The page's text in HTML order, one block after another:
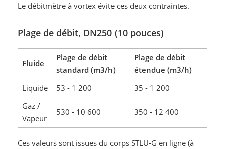
Le débitmètre à vortex évite ces deux contraintes.
Plage de débit, DN250 (10 pouces)
Fluide
Plage de débit
standard (m3/h)
Plage de débit
étendue (m3/h)
Liquide
53 - 1 200
35 - 1 200
Gaz /
Vapeur
530 - 10 600 350 - 12 400
Ces valeurs sont issues du corps STLU-G en ligne (à